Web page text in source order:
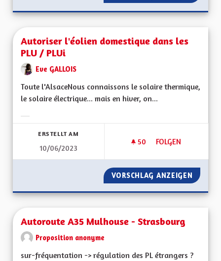
Autoriser l'éolien domestique dans les
PLU / PLUi
Eve GALLOIS
Toute l'AlsaceNous connaissons le solaire thermique,
le solaire électrique... mais en hiver, on...
ERSTELLT AM
10/06/2023
50 50 FOLLOWER
FOLGEN
AUTORISER
VORSCHLAG ANZEIGEN
Autoroute A35 Mulhouse - Strasbourg
Proposition anonyme
sur-fréquentation -> régulation des PL étrangers ?